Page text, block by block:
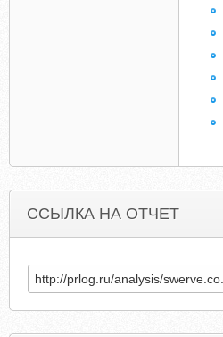
ССЫЛКА НА ОТЧЕТ